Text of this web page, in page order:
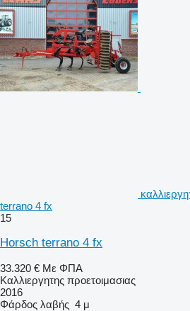
terrano 4 fx
15
Horsch terrano 4 fx
33.320 € Με ΦΠΑ
Καλλιεργητης προετοιμασιας
2016
Φάρδος λαβής 4 μ